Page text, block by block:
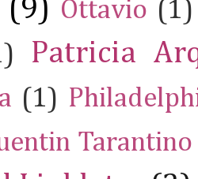
(9) Ottavio (1)
Patricia
(1)
Tarantino